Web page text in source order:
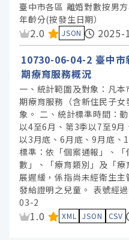
臺中市各區 離婚對數按男
年齡分(按發生日期）
資料集評分：
2.0 JSON
2025-
10730-06-04-2 臺中市
期療育服務概況
一、統計範圍及對象：凡
期療育服務（含新住民子
象。 二、統計標準時間：
以4至6月、第3季以7至9
以3月底、6月底、9月底、
標準：依「個案通報」、
數」、「療育類別」及「
展遲緩，係指尚未經衛生主
發給證明之兒童。 表號經
03-2
資料集評分：
1.0 XML JSON CSV